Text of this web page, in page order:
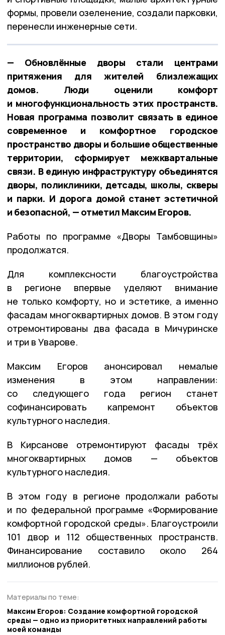
формы, провели озеленение, создали парковки,
перенесли инженерные сети.
— Обновлённые дворы стали центрами
притяжения для жителей близлежащих
домов. Люди оценили комфорт
и многофункциональность этих пространств.
Новая программа позволит связать в единое
современное и комфортное городское
пространство дворы и большие общественные
территории, сформирует межквартальные
связи. В единую инфраструктуру объединятся
дворы, поликлиники, детсады, школы, скверы
и парки. И дорога домой станет эстетичной
и безопасной, — отметил Максим Егоров.
Работы по программе «Дворы Тамбовщины»
продолжатся.
Для комплексности благоустройства
в регионе впервые уделяют внимание
не только комфорту, но и эстетике, а именно
фасадам многоквартирных домов. В этом году
отремонтированы два фасада в Мичуринске
и три в Уварове.
Максим Егоров анонсировал немалые
изменения в этом направлении:
со следующего года регион станет
софинансировать капремонт объектов
культурного наследия.
В Кирсанове отремонтируют фасады трёх
многоквартирных домов — объектов
культурного наследия.
В этом году в регионе продолжали работы
и по федеральной программе «Формирование
комфортной городской среды». Благоустроили
101 двор и 112 общественных пространств.
Финансирование составило около 264
миллионов рублей.
Материалы по теме:
Максим Егоров: Создание комфортной городской
среды — одно из приоритетных направлений работы
моей команды